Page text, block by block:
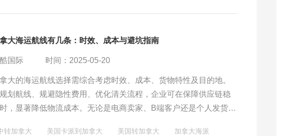
大海运航线有几条：时效、成本与避坑指南
国际 时间：2025-05-20
大的海运航线选择需综合考虑时效、成本、货物特性及目的地。
划航线、规避隐性费用、优化清关流程，企业可在保障供应链稳
，显著降低物流成本。无论是电商卖家、B端客户还是个人发货，
转加拿大 美国卡派到加拿大 美国转加拿大
加拿大海派